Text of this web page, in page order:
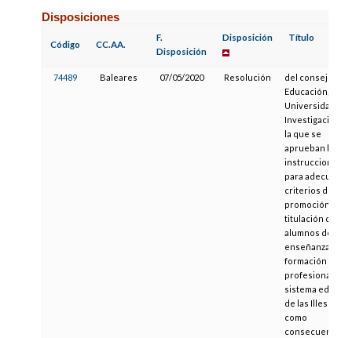
Disposiciones
Código CC.AA.
F.
Disposición
Disposición Título
74489 Baleares 07/05/2020 Resolución
del consejero
Educación,
Universidad e
Investigación
la que se
aprueban las
instrucciones
para adecuar
criterios de
promoción y
titulación de los
alumnos de las
enseñanzas de
formación
profesional del
sistema
de las Illes
como
consecuencia